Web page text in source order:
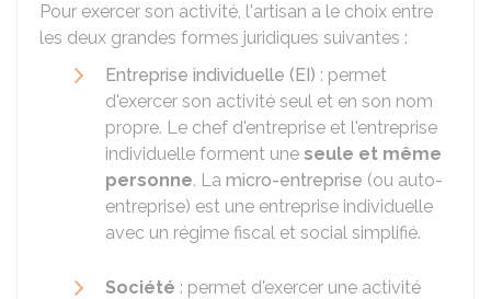
Pour exercer son activité, l'artisan a le choix entre
les deux grandes formes juridiques suivantes :
Entreprise individuelle (EI) : permet
d'exercer son activité seul et en son nom
propre. Le chef d'entreprise et l'entreprise
individuelle forment une seule et même
personne. La micro-entreprise (ou auto-
entreprise) est une entreprise individuelle
avec un régime fiscal et social simplifié.
Société : permet d'exercer une activité